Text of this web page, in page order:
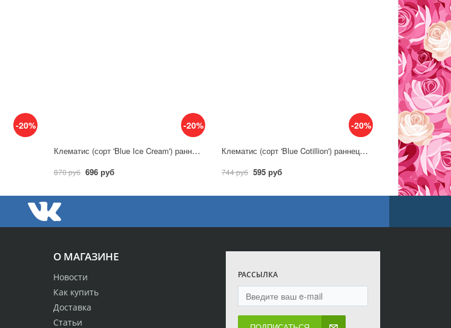
-20% -20%
Клематис (сорт 'Blue Ice Cream') раннецветущий
870 руб 696 руб
-20%
Клематис (сорт 'Blue Cotillion') раннецветущий
744 руб 595 руб
О МАГАЗИНЕ
Новости
Как купить
Доставка
Статьи
РАССЫЛКА